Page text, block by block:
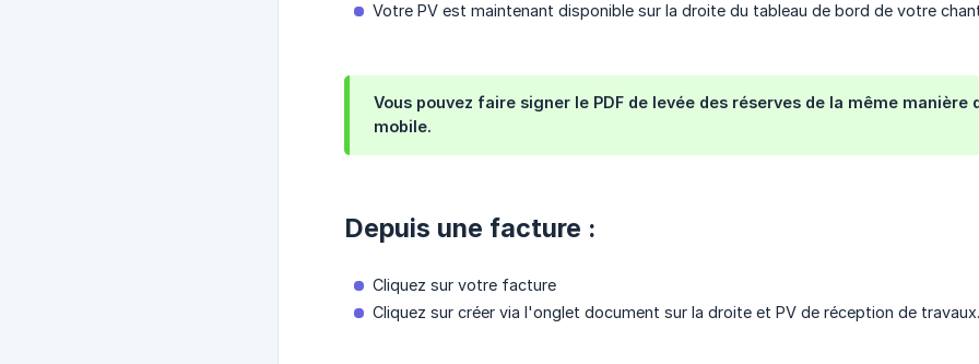
Votre PV est maintenant disponible sur la droite du tableau de bord de votre
Vous pouvez faire signer le PDF de levée des réserves de la même
mobile.
Depuis une facture :
Cliquez sur votre facture
Cliquez sur créer via l'onglet document sur la droite et PV de réception de travaux.